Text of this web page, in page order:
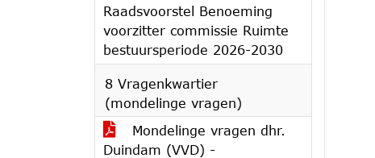
Raadsvoorstel Benoeming
voorzitter commissie Ruimte
bestuursperiode 2026-2030
8 Vragenkwartier
(mondelinge vragen)
Mondelinge vragen dhr.
Duindam (VVD) -